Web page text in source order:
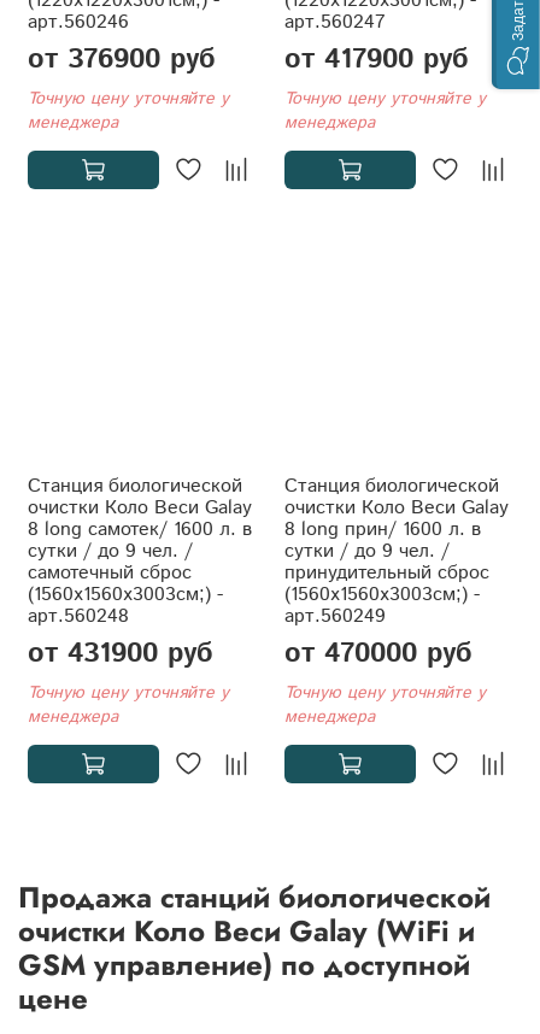
арт.560246
от 376900 руб
Точную цену уточняйте у
менеджера
арт.560247
от 417900 руб
Точную цену уточняйте у
менеджера
Станция биологической
очистки Коло Веси Galay
8 long самотек/ 1600 л. в
сутки / до 9 чел. /
самотечный сброс
(1560x1560x3003см;) -
арт.560248
от 431900 руб
Точную цену уточняйте у
менеджера
Станция биологической
очистки Коло Веси Galay
8 long прин/ 1600 л. в
сутки / до 9 чел. /
принудительный сброс
(1560x1560x3003см;) -
арт.560249
от 470000 руб
Точную цену уточняйте у
менеджера
Продажа станций биологической
очистки Коло Веси Galay (WiFi и
GSM управление) по доступной
цене